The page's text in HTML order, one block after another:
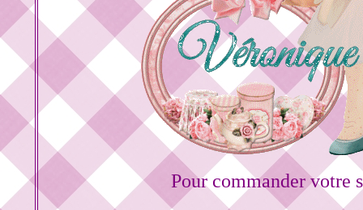
Pour commander votre